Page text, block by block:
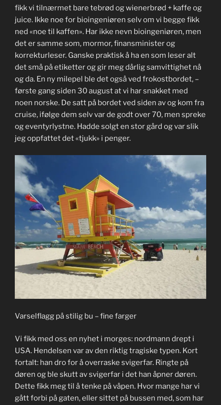
fikk vi tilnærmet bare tebrød og wienerbrød + kaffe og
juice. Ikke noe for bioingeniøren selv om vi begge fikk
ned «noe til kaffen». Har ikke nevn bioingeniøren, men
det er samme som, mormor, finansminister og
korrekturleser. Ganske praktisk å ha en som leser alt
det små på etiketter og gir meg dårlig samvittighet nå
og da. En ny milepel ble det også ved frokostbordet, –
første gang siden 30 august at vi har snakket med
noen norske. De satt på bordet ved siden av og kom fra
cruise, ifølge dem selv var de godt over 70, men spreke
og eventyrlystne. Hadde solgt en stor gård og var slik
jeg oppfattet det «tjukk» i penger.
Varselflagg på stilig bu – fine farger
Vi fikk med oss en nyhet i morges: nordmann drept i
USA. Hendelsen var av den riktig tragiske typen. Kort
fortalt: han dro for å overraske svigerfar. Ringte på
døren og ble skutt av svigerfar i det han åpner døren.
Dette fikk meg til å tenke på våpen. Hvor mange har vi
gått forbi på gaten, eller sittet på bussen med, som har